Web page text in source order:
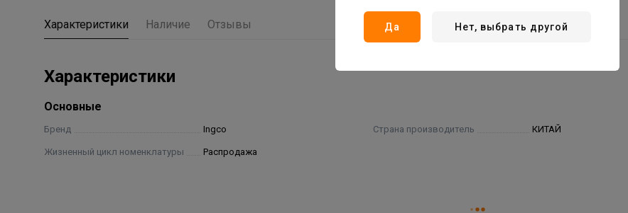
Характеристики Наличие Отзывы
Характеристики
Основные
Бренд Ingco
Жизненный цикл номенклатуры Распродажа
Страна производитель КИТАЙ
Да Нет, выбрать другой